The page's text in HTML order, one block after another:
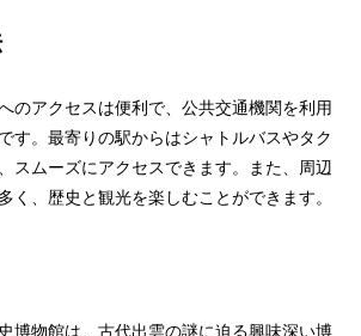
のアクセスは便利で、公共交通機関を利用
す。最寄りの駅からはシャトルバスやタク
スムーズにアクセスできます。また、周辺
く、歴史と観光を楽しむことができます。
博物館は、古代出雲の謎に迫る興味深い博